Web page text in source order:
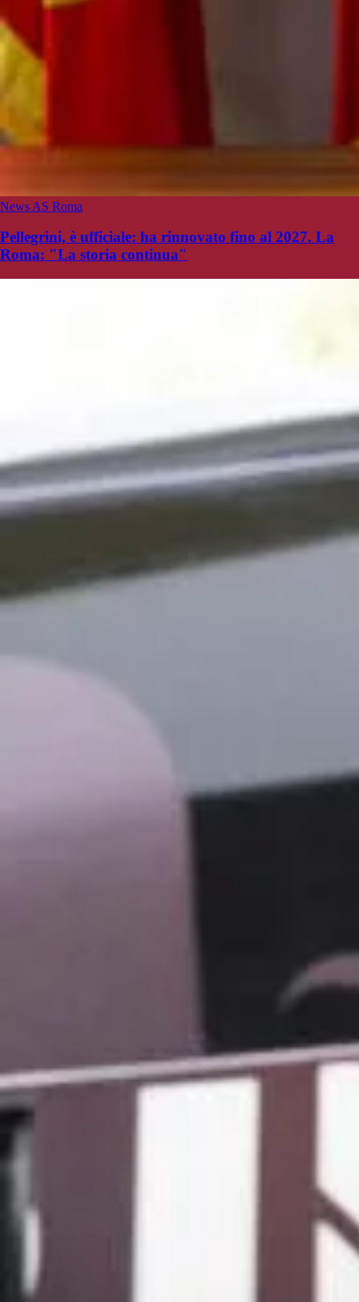
News AS Roma
Pellegrini, è ufficiale: ha rinnovato fino al 2027. La
Roma: "La storia continua"